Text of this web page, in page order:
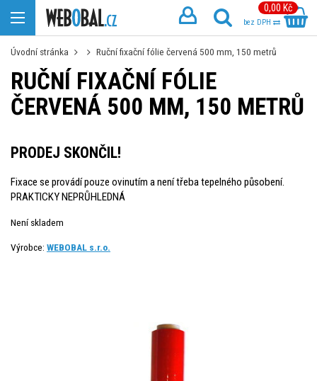
0,00 Kč
bez DPH
Úvodní stránka Ruční fixační fólie červená 500 mm, 150 metrů
RUČNÍ FIXAČNÍ FÓLIE
ČERVENÁ 500 MM, 150 METRŮ
PRODEJ SKONČIL!
Fixace se provádí pouze ovinutím a není třeba tepelného působení.
PRAKTICKY NEPRŮHLEDNÁ
Není skladem
Výrobce: WEBOBAL s.r.o.